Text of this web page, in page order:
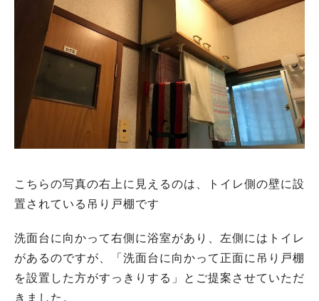
こちらの写真の右上に見えるのは、トイレ側の壁に設
置されている吊り戸棚です
洗面台に向かって右側に浴室があり、左側にはトイレ
があるのですが、「洗面台に向かって正面に吊り戸棚
を設置した方がすっきりする」とご提案させていただ
きました。